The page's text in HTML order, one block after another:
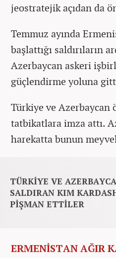
jeostratejik açıdan da
Temmuz ayında
başlattığı saldırıların
Azerbaycan askeri
güçlendirme yoluna
Türkiye ve Azerbaycan
tatbikatlara imza attı.
harekatta bunun
TÜRKİYE VE
SALDIRAN KIM
PİŞMAN ETTİLER
ERMENİSTAN AĞIR